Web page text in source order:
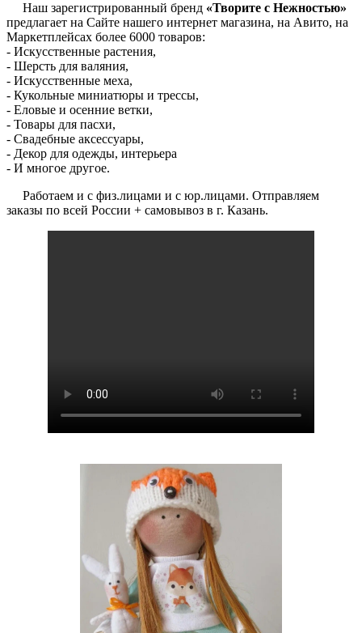
Наш зарегистрированный бренд «Творите с Нежностью»
предлагает на Сайте нашего интернет магазина, на Авито, на
Маркетплейсах более 6000 товаров:
- Искусственные растения,
- Шерсть для валяния,
- Искусственные меха,
- Кукольные миниатюры и трессы,
- Еловые и осенние ветки,
- Товары для пасхи,
- Свадебные аксессуары,
- Декор для одежды, интерьера
- И многое другое.
Работаем и с физ.лицами и с юр.лицами. Отправляем
заказы по всей России + самовывоз в г. Казань.